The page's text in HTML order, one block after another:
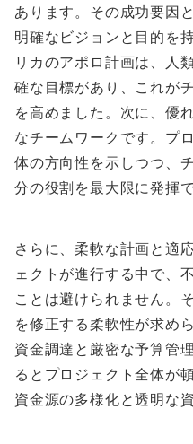
あります。その成功要因
明確なビジョンと目的を
リカのアポロ計画は、人
確な目標があり、これが
を高めました。次に、優
なチームワークです。プ
体の方向性を示しつつ、
分の役割を最大限に発揮
さらに、柔軟な計画と適
ェクトが進行する中で、
ことは避けられません。
を修正する柔軟性が求め
資金調達と厳密な予算管
るとプロジェクト全体が
資金源の多様化と透明な